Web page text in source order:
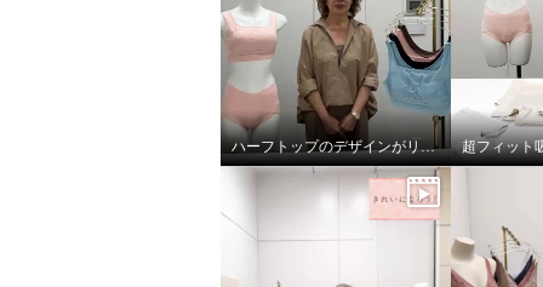
ハーフトップのデザインがリニューアル！ 超フィット